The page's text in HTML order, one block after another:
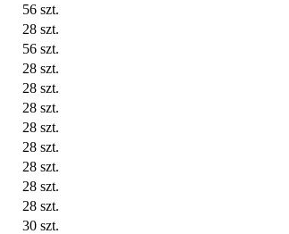
56 szt.
28 szt.
56 szt.
28 szt.
28 szt.
28 szt.
28 szt.
28 szt.
28 szt.
28 szt.
28 szt.
30 szt.